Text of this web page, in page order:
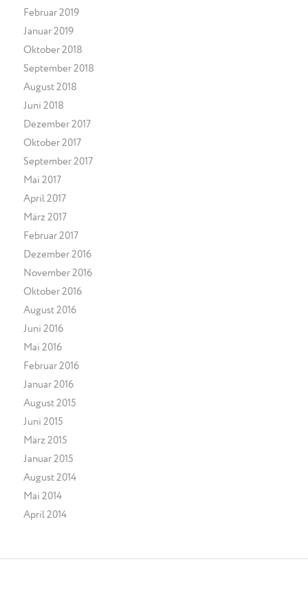
Februar 2019
Januar 2019
Oktober 2018
September 2018
August 2018
Juni 2018
Dezember 2017
Oktober 2017
September 2017
Mai 2017
April 2017
März 2017
Februar 2017
Dezember 2016
November 2016
Oktober 2016
August 2016
Juni 2016
Mai 2016
Februar 2016
Januar 2016
August 2015
Juni 2015
März 2015
Januar 2015
August 2014
Mai 2014
April 2014